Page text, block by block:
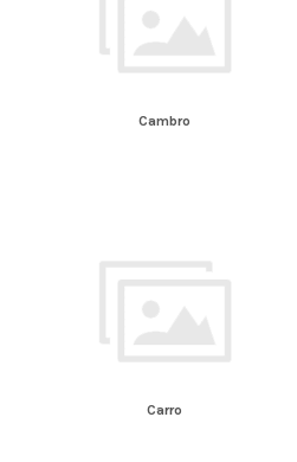
Cambro
Carro